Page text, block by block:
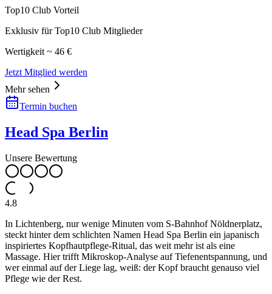
Top10 Club Vorteil
Exklusiv für Top10 Club Mitglieder
Wertigkeit ~ 46 €
Jetzt Mitglied werden
Mehr sehen
Termin buchen
Head Spa Berlin
Unsere Bewertung
4.8
In Lichtenberg, nur wenige Minuten vom S-Bahnhof Nöldnerplatz,
steckt hinter dem schlichten Namen Head Spa Berlin ein japanisch
inspiriertes Kopfhautpflege-Ritual, das weit mehr ist als eine
Massage. Hier trifft Mikroskop-Analyse auf Tiefenentspannung, und
wer einmal auf der Liege lag, weiß: der Kopf braucht genauso viel
Pflege wie der Rest.